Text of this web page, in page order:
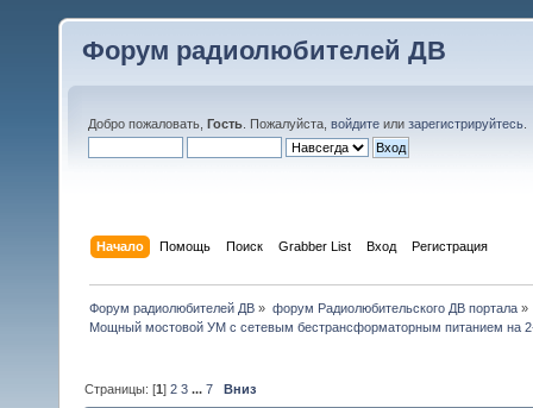
Форум радиолюбителей ДВ
Добро пожаловать, Гость . Пожалуйста, войдите или зарегистрируйтесь
Начало Помощь Поиск Grabber List Вход Регистрация
Форум радиолюбителей ДВ » форум Радиолюбительского ДВ портала»
Мощный мостовой УМ с сетевым бестрансформаторным питанием на
Страницы: [1]2 3 ...7 Вниз